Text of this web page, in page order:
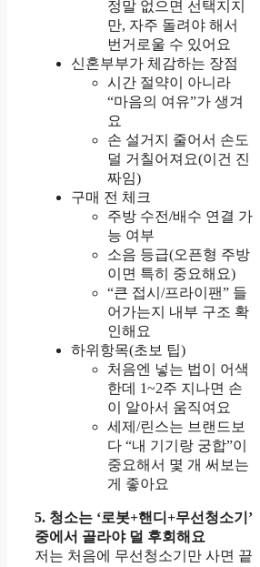
정말 없으면 선택지지
만, 자주 돌려야 해서
번거로울 수 있어요
신혼부부가 체감하는 장점
시간 절약이 아니라
“마음의 여유”가 생겨
요
손 설거지 줄어서 손도
덜 거칠어져요(이건 진
짜임)
구매 전 체크
주방 수전/배수 연결 가
능 여부
소음 등급(오픈형 주방
이면 특히 중요해요)
“큰 접시/프라이팬” 들
어가는지 내부 구조 확
인해요
하위항목(초보 팁)
처음엔 넣는 법이 어색
한데 1~2주 지나면 손
이 알아서 움직여요
세제/린스는 브랜드보
다 “내 기기랑 궁합”이
중요해서 몇 개 써보는
게 좋아요
5. 청소는 ‘로봇+핸디+무선청소기’
중에서 골라야 덜 후회해요
저는 처음에 무선청소기만 사면 끝